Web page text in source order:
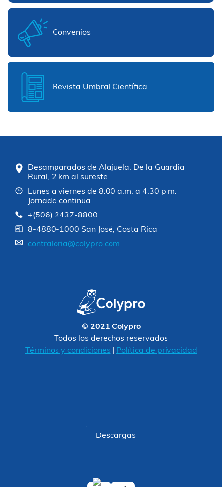
Convenios
Revista Umbral Científica
Desamparados de Alajuela. De la Guardia
Rural, 2 km al sureste
Lunes a viernes de 8:00 a.m. a 4:30 p.m.
Jornada continua
+(506) 2437-8800
8-4880-1000 San José, Costa Rica
contraloria@colypro.com
© 2021 Colypro
Todos los derechos reservados
Términos y condiciones
Política de privacidad
Descargas